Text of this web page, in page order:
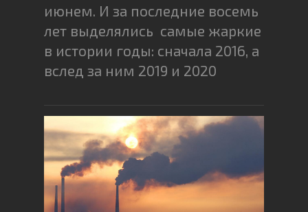
июнем. И за последние восемь
лет выделялись самые жаркие
в истории годы: сначала 2016, а
вслед за ним 2019 и 2020